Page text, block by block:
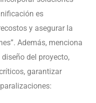
es
y asegurar la
Además, menciona
del proyecto,
garantizar